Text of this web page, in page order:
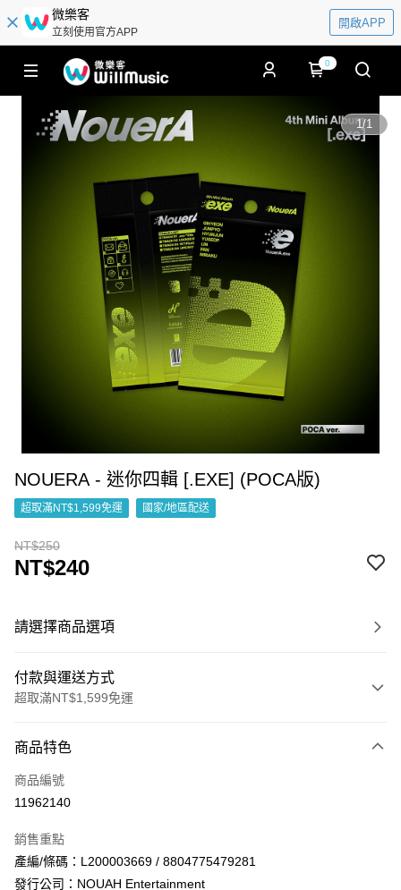
微樂客
立刻使用官方APP
開啟APP
0
1/1
NOUERA - 迷你四輯 [.EXE] (POCA版)
超取滿NT$1,599免運 國家/地區配送
NT$250
NT$240
請選擇商品選項
付款與運送方式
超取滿NT$1,599免運
信用卡一次付款
超商取貨付款
Apple Pay
商品特色
商品編號
11962140
銷售重點
產編/條碼：L200003669 / 8804775479281
發行公司：NOUAH Entertainment